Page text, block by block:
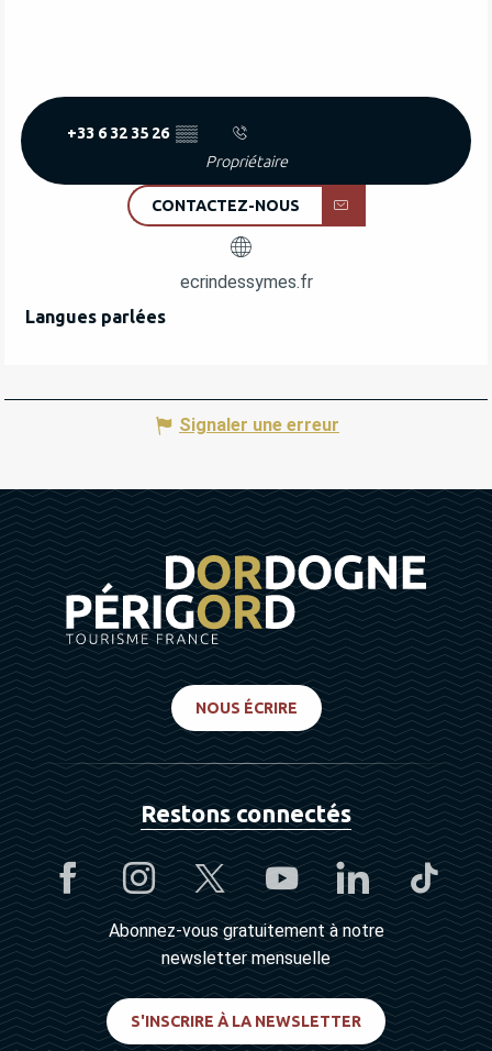
+33 6 32 35 26 ▒▒
Propriétaire
CONTACTEZ-NOUS
ecrindessymes.fr
Langues parlées
Langues parlées
Signaler une erreur
NOUS ÉCRIRE
Restons connectés
Abonnez-vous gratuitement à notre
newsletter mensuelle
S'INSCRIRE À LA NEWSLETTER